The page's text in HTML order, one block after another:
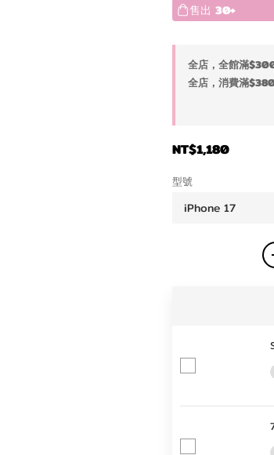
售出 30+
全店，全館滿
全店，消費滿
NT$1,180
型號